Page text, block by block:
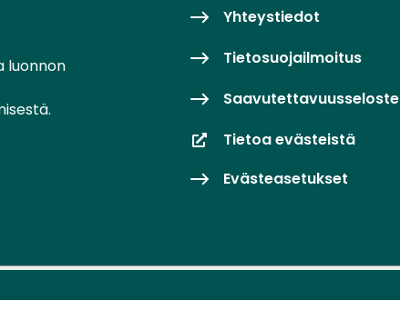
luonnon
Yhteystiedot
Tietosuojailmoitus
Saavutettavuusseloste
Tietoa evästeistä
Evästeasetukset